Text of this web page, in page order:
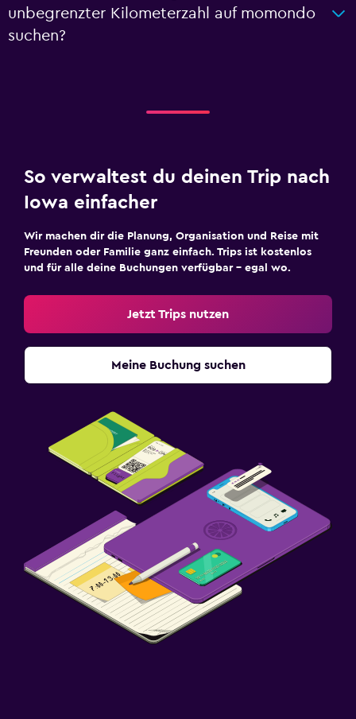
unbegrenzter Kilometerzahl auf momondo
suchen?
So verwaltest du deinen Trip nach
Iowa einfacher
Wir machen dir die Planung, Organisation und Reise mit
Freunden oder Familie ganz einfach. Trips ist kostenlos
und für alle deine Buchungen verfügbar – egal wo.
Jetzt Trips nutzen
Meine Buchung suchen